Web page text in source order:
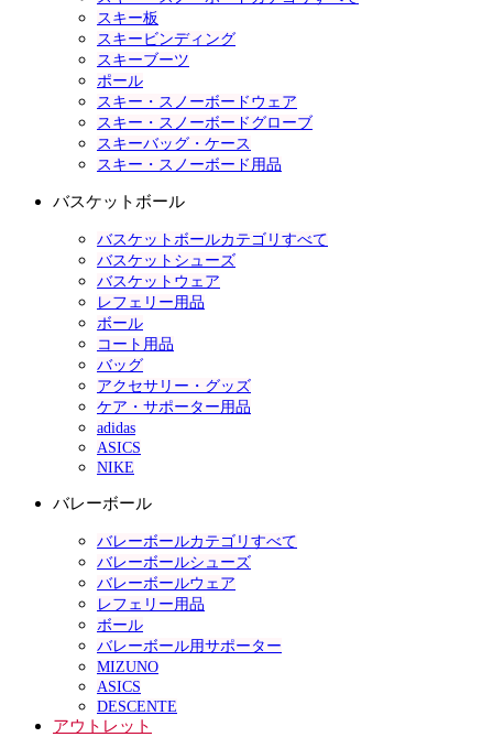
スキー板
スキービンディング
スキーブーツ
ポール
スキー・スノーボードウェア
スキー・スノーボードグローブ
スキーバッグ・ケース
スキー・スノーボード用品
バスケットボール
バスケットボールカテゴリすべて
バスケットシューズ
バスケットウェア
レフェリー用品
ボール
コート用品
バッグ
アクセサリー・グッズ
ケア・サポーター用品
adidas
ASICS
NIKE
バレーボール
バレーボールカテゴリすべて
バレーボールシューズ
バレーボールウェア
レフェリー用品
ボール
バレーボール用サポーター
MIZUNO
ASICS
DESCENTE
アウトレット